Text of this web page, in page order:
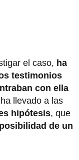
el caso, ha
testimonios
con ella
llevado a las
hipótesis, que
de un